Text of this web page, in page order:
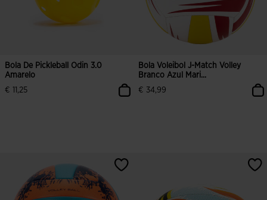
Bola De Pickleball Odin 3.0
Amarelo
€ 11,25
4$9 em 5 avaliação de clientes
Bola Voleibol J-Match Volley
Branco Azul Mari...
€ 34,99
4$3 em 5 avaliação de clientes